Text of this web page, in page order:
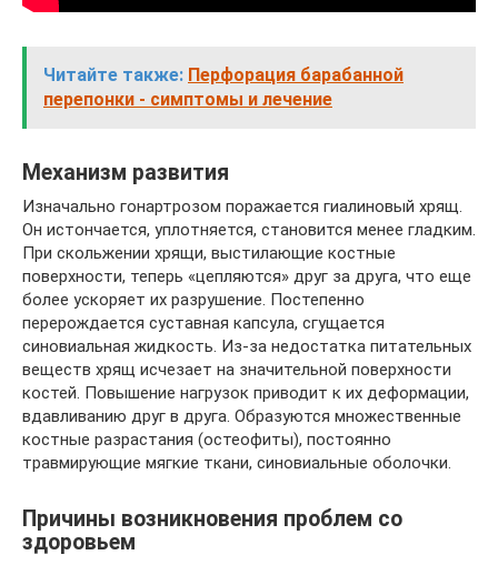
Читайте также: Перфорация барабанной
перепонки - симптомы и лечение
Механизм развития
Изначально гонартрозом поражается гиалиновый хрящ.
Он истончается, уплотняется, становится менее гладким.
При скольжении хрящи, выстилающие костные
поверхности, теперь «цепляются» друг за друга, что еще
более ускоряет их разрушение. Постепенно
перерождается суставная капсула, сгущается
синовиальная жидкость. Из-за недостатка питательных
веществ хрящ исчезает на значительной поверхности
костей. Повышение нагрузок приводит к их деформации,
вдавливанию друг в друга. Образуются множественные
костные разрастания (остеофиты), постоянно
травмирующие мягкие ткани, синовиальные оболочки.
Причины возникновения проблем со
здоровьем